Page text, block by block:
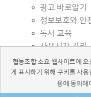
광고 바로알기
정보보호와 안
독서 교육
사용시간 관리
기타
디지털 상식
협동조합 소요 웹사이트에
게 표시하기 위해 쿠키를 사
용에 동의해